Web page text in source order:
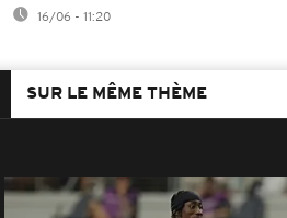
16/06 - 11:20
SUR LE MÊME THÈME